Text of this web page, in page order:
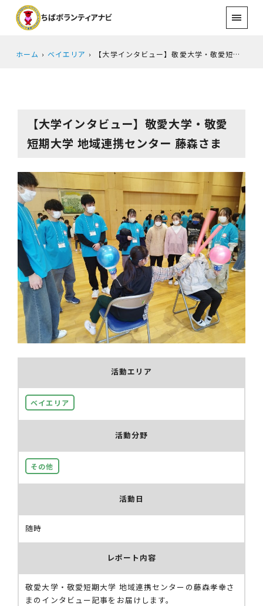
ホーム ベイエリア 【大学インタビュー】敬愛大学・敬愛短期大学 地域連携センター 藤森さま
【大学インタビュー】敬愛大学・敬愛
短期大学 地域連携センター 藤森さま
活動エリア
ベイエリア
活動分野
その他
活動日
随時
レポート内容
敬愛大学・敬愛短期大学 地域連携センターの藤森孝幸さ
まのインタビュー記事をお届けします。